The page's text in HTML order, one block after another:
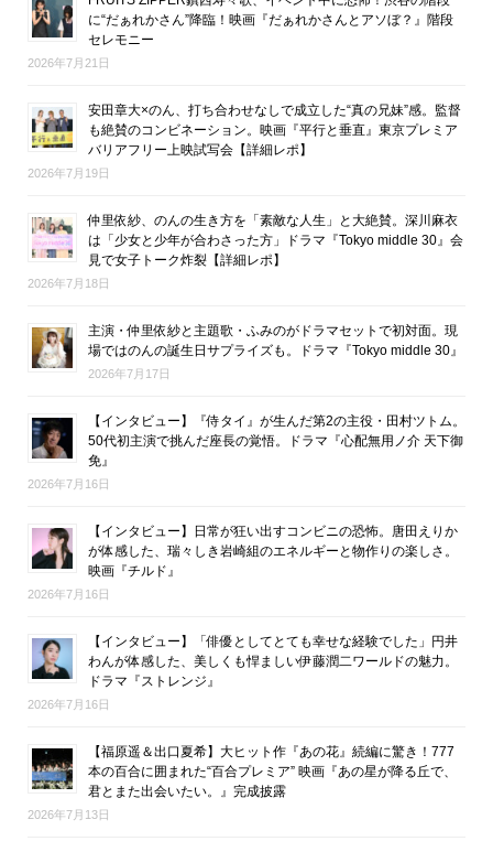
に“だぁれかさん”降臨！映画『だぁれかさんとアソぼ？』階段
セレモニー
2026年7月21日
安田章大×のん、打ち合わせなしで成立した“真の兄妹”感。監督
も絶賛のコンビネーション。映画『平行と垂直』東京プレミア
バリアフリー上映試写会【詳細レポ】
2026年7月19日
仲里依紗、のんの生き方を「素敵な人生」と大絶賛。深川麻衣
は「少女と少年が合わさった方」ドラマ『Tokyo middle 30』会
見で女子トーク炸裂【詳細レポ】
2026年7月18日
主演・仲里依紗と主題歌・ふみのがドラマセットで初対面。現
場ではのんの誕生日サプライズも。ドラマ『Tokyo middle 30』
2026年7月17日
【インタビュー】『侍タイ』が生んだ第2の主役・田村ツトム。
50代初主演で挑んだ座長の覚悟。ドラマ『心配無用ノ介 天下御
免』
2026年7月16日
【インタビュー】日常が狂い出すコンビニの恐怖。唐田えりか
が体感した、瑞々しき岩崎組のエネルギーと物作りの楽しさ。
映画『チルド』
2026年7月16日
【インタビュー】「俳優としてとても幸せな経験でした」円井
わんが体感した、美しくも悍ましい伊藤潤二ワールドの魅力。
ドラマ『ストレンジ』
2026年7月16日
【福原遥＆出口夏希】大ヒット作『あの花』続編に驚き！777
本の百合に囲まれた“百合プレミア” 映画『あの星が降る丘で、
君とまた出会いたい。』完成披露
2026年7月13日